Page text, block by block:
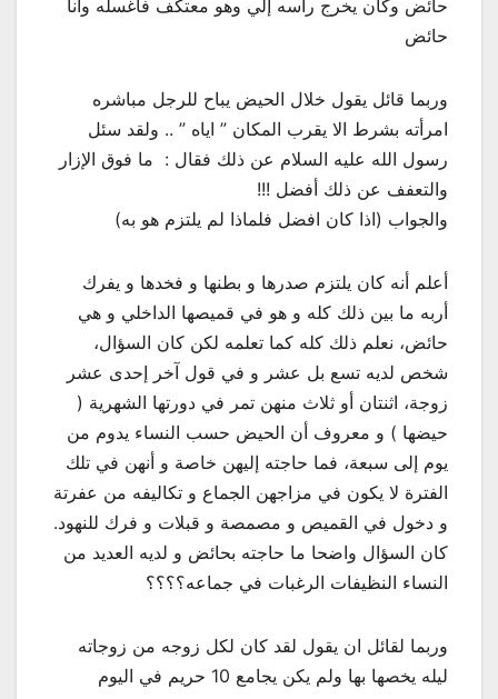
حائض وكان يخرج رأسه إلي وهو معتكف فأغسله وأنا
حائض
وربما قائل يقول خلال الحيض يباح للرجل مباشره
امرأته بشرط الا يقرب المكان ” اياه ” .. ولقد سئل
رسول الله عليه السلام عن ذلك فقال : ‏ ما فوق الإزار
والتعفف عن ذلك أفضل !!!
والجواب (اذا كان افضل فلماذا لم يلتزم هو به)
أعلم أنه كان يلتزم صدرها و بطنها و فخدها و يفرك
أربه ما بين ذلك كله و هو في قميصها الداخلي و هي
حائض، نعلم ذلك كله كما تعلمه لكن كان السؤال،
شخص لديه تسع بل عشر و في قول آخر إحدى عشر
زوجة، اثنتان أو ثلاث منهن تمر في دورتها الشهرية (
حيضها ) و معروف أن الحيض حسب النساء يدوم من
يوم إلى سبعة، فما حاجته إليهن خاصة و أنهن في تلك
الفترة لا يكون في مزاجهن الجماع و تكاليفه من عفرتة
و دخول في القميص و مصمصة و قبلات و فرك للنهود.
كان السؤال واضحا ما حاجته بحائض و لديه العديد من
النساء النظيفات الرغبات في جماعه؟؟؟؟
وربما لقائل ان يقول لقد كان لكل زوجه من زوجاته
ليله يخصها بها ولم يكن يجامع 10 حريم في اليوم